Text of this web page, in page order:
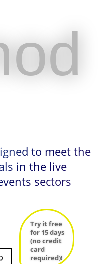
to meet the
in the live
sectors
Try it free
for 15 days
(no credit
card
required)!
to meet the
in the live
sectors
Try it free
for 15 days
(no credit
card
required)!